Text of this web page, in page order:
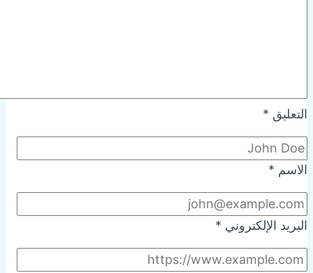
التعليق *
الاسم *
البريد الإلكتروني *